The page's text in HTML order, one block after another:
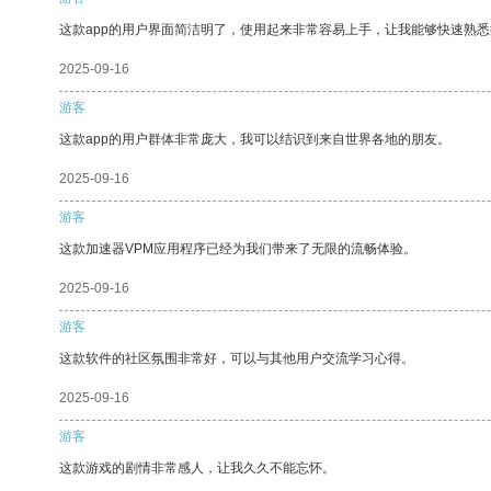
这款app的用户界面简洁明了，使用起来非常容易上手，让我能够快速熟
2025-09-16
游客
这款app的用户群体非常庞大，我可以结识到来自世界各地的朋友。
2025-09-16
游客
这款加速器VPM应用程序已经为我们带来了无限的流畅体验。
2025-09-16
游客
这款软件的社区氛围非常好，可以与其他用户交流学习心得。
2025-09-16
游客
这款游戏的剧情非常感人，让我久久不能忘怀。